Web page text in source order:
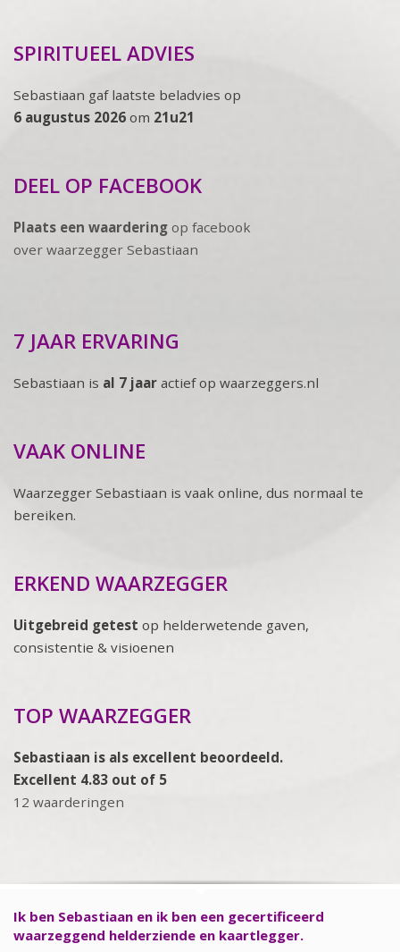
SPIRITUEEL ADVIES
Sebastiaan gaf laatste beladvies op
6 augustus 2026 om 21u21
DEEL OP FACEBOOK
Plaats een waardering op facebook
over waarzegger Sebastiaan
7 JAAR ERVARING
Sebastiaan is al 7 jaar actief op waarzeggers.nl
VAAK ONLINE
Waarzegger Sebastiaan is vaak online, dus normaal te
bereiken.
ERKEND WAARZEGGER
Uitgebreid getest op helderwetende gaven,
consistentie & visioenen
TOP WAARZEGGER
Sebastiaan is als excellent beoordeeld.
Excellent 4.83 out of 5
12 waarderingen
Ik ben Sebastiaan en ik ben een gecertificeerd
waarzeggend helderziende en kaartlegger.